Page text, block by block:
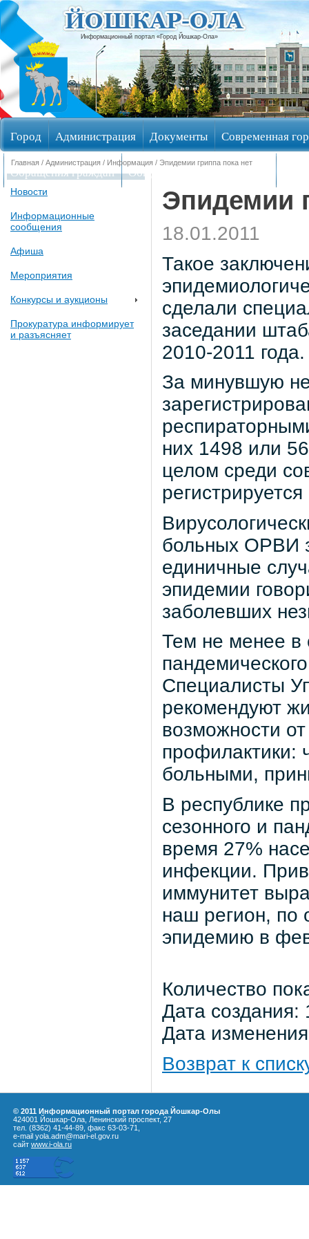
Информационный портал «Город Йошкар-Ола»
Город Администрация Документы Современная
Обращения граждан Общественные обсуждения
Главная / Администрация / Информация / Эпидемии гриппа пока нет
Новости
Информационные
сообщения
Афиша
Мероприятия
Конкурсы и аукционы
Прокуратура информирует
и разъясняет
Эпидемии
18.01.2011
Такое
сделали
заседании
2010-2011 года.
За минувшую
них 1498 или
целом среди
больных ОРВИ
единичные
эпидемии
заболевших
Тем не менее в
Специалисты
рекомендуют
возможности
профилактики:
больными,
В республике
сезонного и
время 27%
инфекции.
иммунитет
наш регион, по
эпидемию в
Количество
Дата
Дата
Возврат к
© 2011 Информационный портал города Йошкар-Олы
424001 Йошкар-Ола, Ленинский проспект, 27
тел. (8362) 41-44-89, факс 63-03-71,
e-mail yola.adm@mari-el.gov.ru
сайт www.i-ola.ru